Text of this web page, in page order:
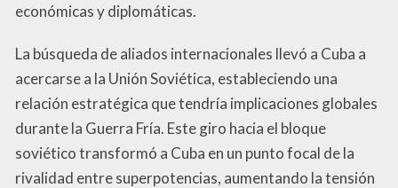
económicas y diplomáticas.
La búsqueda de aliados internacionales llevó a Cuba a
acercarse a la Unión Soviética, estableciendo una
relación estratégica que tendría implicaciones globales
durante la Guerra Fría. Este giro hacia el bloque
soviético transformó a Cuba en un punto focal de la
rivalidad entre superpotencias, aumentando la tensión